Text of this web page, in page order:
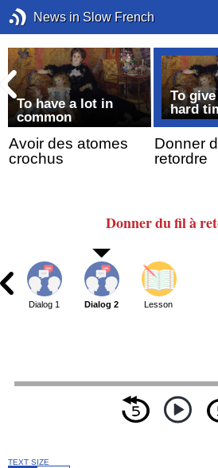
News in Slow French
To have a lot in
common
Avoir des atomes
crochus
To
hard
Donner
retordre
Donnerdu filà
Dialog 1 Dialog 2 Lesson
TEXT SIZE